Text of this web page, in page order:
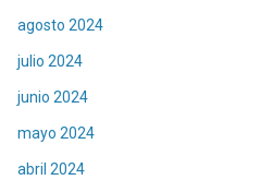
agosto 2024
julio 2024
junio 2024
mayo 2024
abril 2024